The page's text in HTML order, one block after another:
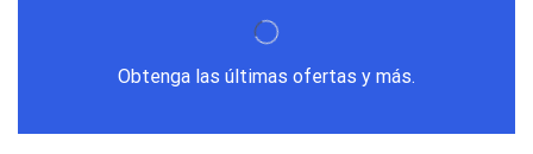
Obtenga las últimas ofertas y más.